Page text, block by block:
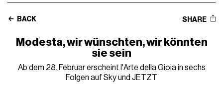
BACK SHARE
Modesta, wir wünschten, wir könnten
sie sein
Ab dem 28. Februar erscheint l'Arte della Gioia in sechs
Folgen auf Sky und JETZT